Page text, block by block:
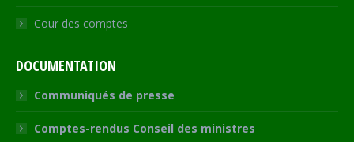
Cour des comptes
DOCUMENTATION
Communiqués de presse
Comptes-rendus Conseil des ministres